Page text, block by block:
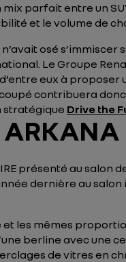
parfait entre un
et le volume de
osé s’immiscer
Le Groupe
eux à proposer
contribuera
stratégique Drive the
présenté au salon
dernière au
les mêmes
berline avec une
de vitres en